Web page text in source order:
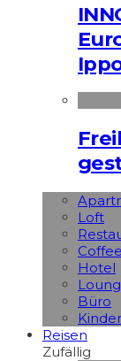
Loft
Hotel
Büro
Reisen
Zufällig